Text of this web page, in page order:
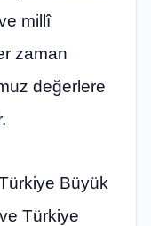
millî
zaman
değerlere
Büyük
Türkiye